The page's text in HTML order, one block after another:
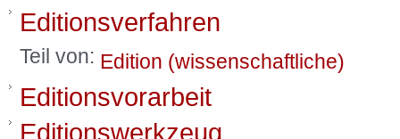
Editionsverfahren
Teil von: Edition (wissenschaftliche)
Editionsvorarbeit
Editionswerkzeug